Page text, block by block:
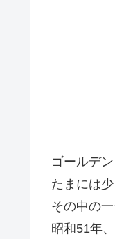
ゴールデ
たまには
その中の一
昭和51年